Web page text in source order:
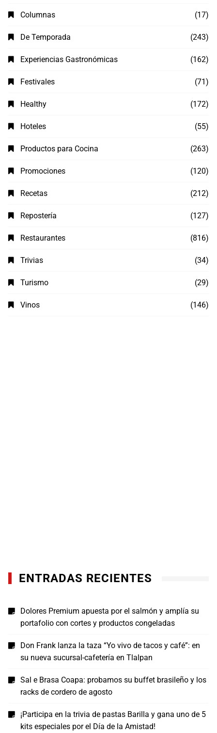
Columnas (17)
De Temporada (243)
Experiencias Gastronómicas (162)
Festivales (71)
Healthy (172)
Hoteles (55)
Productos para Cocina (263)
Promociones (120)
Recetas (212)
Repostería (127)
Restaurantes (816)
Trivias (34)
Turismo (29)
Vinos (146)
ENTRADAS RECIENTES
Dolores Premium apuesta por el salmón y amplía su
portafolio con cortes y productos congeladas
Don Frank lanza la taza “Yo vivo de tacos y café”: en
su nueva sucursal-cafetería en Tlalpan
Sal e Brasa Coapa: probamos su buffet brasileño y los
racks de cordero de agosto
¡Participa en la trivia de pastas Barilla y gana uno de 5
kits especiales por el Día de la Amistad!